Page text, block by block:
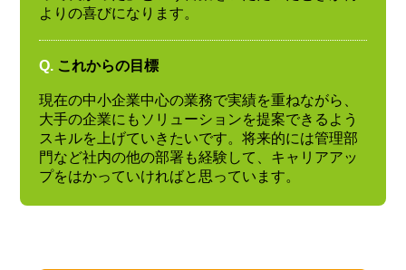
よりの喜びになります。
Q. これからの目標
現在の中小企業中心の業務で実績を重ねながら、
大手の企業にもソリューションを提案できるよう
スキルを上げていきたいです。将来的には管理部
門など社内の他の部署も経験して、キャリアアッ
プをはかっていければと思っています。